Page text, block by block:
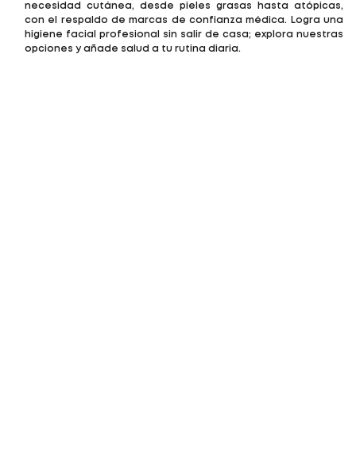
necesidad cutánea, desde pieles grasas hasta atópicas,
con el respaldo de marcas de confianza médica. Logra una
higiene facial profesional sin salir de casa; explora nuestras
opciones y añade salud a tu rutina diaria.